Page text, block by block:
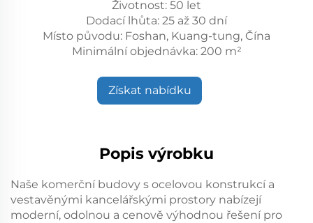
Životnost: 50 let
Dodací lhůta: 25 až 30 dní
Místo původu: Foshan, Kuang-tung, Čína
Minimální objednávka: 200 m²
Získat nabídku
Popis výrobku
Naše komerční budovy s ocelovou konstrukcí a
vestavěnými kancelářskými prostory nabízejí
moderní, odolnou a cenově výhodnou řešení pro